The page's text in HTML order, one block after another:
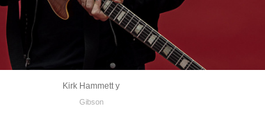
Kirk Hammett y
Gibson